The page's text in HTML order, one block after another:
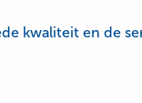
kwaliteit en de